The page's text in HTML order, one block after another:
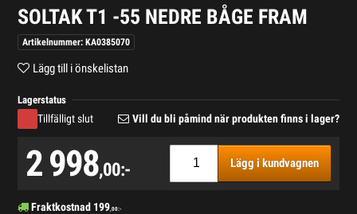
SOLTAK T1 -55 NEDRE BÅGE FRAM
Artikelnummer: KA0385070
Lägg till i önskelistan
Lagerstatus
Tillfälligt slut Vill du bli påmind när produkten finns i lager?
2 998,00:- Lägg i kundvagnen
Fraktkostnad 199 ,00:-